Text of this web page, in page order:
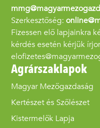
Szerkesztőség:
Fizessen elő lapjainkra
kérdés esetén kérjük
Agrárszaklapok
Magyar Mezőgazdaság
Kertészet és Szőlészet
Kistermelők Lapja